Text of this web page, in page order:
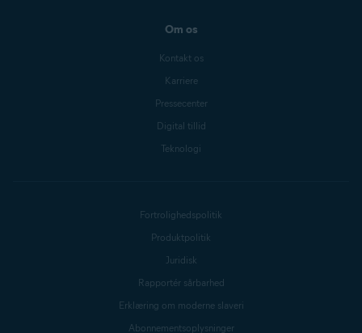
Om os
Kontakt os
Karriere
Pressecenter
Digital tillid
Teknologi
Fortrolighedspolitik
Produktpolitik
Juridisk
Rapportér sårbarhed
Erklæring om moderne slaveri
Abonnementsoplysninger